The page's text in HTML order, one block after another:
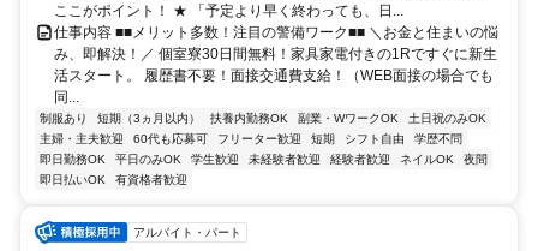
ここがポイント！ ★ 「予定より早く終わっても、日...
仕事内容 ■■メリット多数！注目の警備ワーク■■ ＼お金と住まいの悩
み、即解決！／ 個室寮30日間無料！家具家電付きの1Rですぐに新生
活スタート。 履歴書不要！面接交通費支給！（WEB面接の場合でも
同...
制服あり 短期（3ヵ月以内） 扶養内勤務OK 副業・WワークOK
土日祝のみOK
主婦・主夫歓迎
60代も応募可 フリーター歓迎 短期 シフト自由
学歴不問
即日勤務OK
平日のみOK 学生歓迎 未経験者歓迎 経験者歓迎 ネイルOK
夜間
即日払いOK
有資格者歓迎
アルバイト・パート